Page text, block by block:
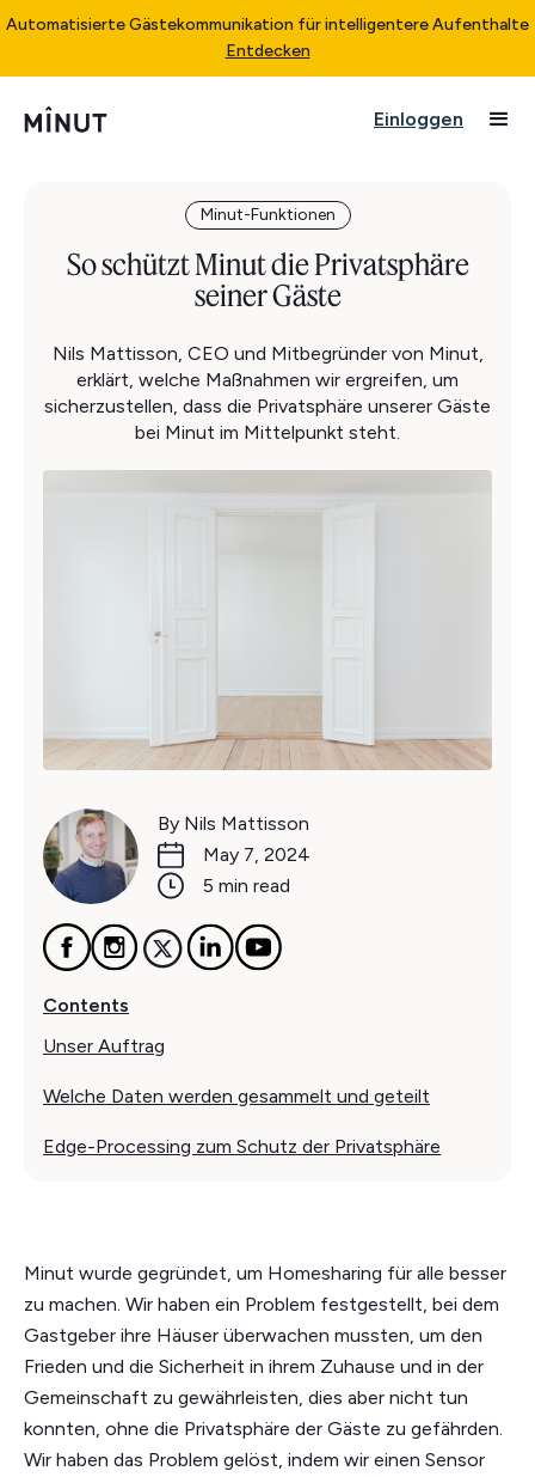
Automatisierte Gästekommunikation für intelligentere Aufenthalte
Entdecken
Einloggen
Minut-Funktionen
So schützt Minut die Privatsphäre
seiner Gäste
Nils Mattisson, CEO und Mitbegründer von Minut,
erklärt, welche Maßnahmen wir ergreifen, um
sicherzustellen, dass die Privatsphäre unserer Gäste
bei Minut im Mittelpunkt steht.
By Nils Mattisson
May 7, 2024
5 min read
Contents
Unser Auftrag
Welche Daten werden gesammelt und geteilt
Edge-Processing zum Schutz der Privatsphäre
Minut wurde gegründet, um Homesharing für alle besser
zu machen. Wir haben ein Problem festgestellt, bei dem
Gastgeber ihre Häuser überwachen mussten, um den
Frieden und die Sicherheit in ihrem Zuhause und in der
Gemeinschaft zu gewährleisten, dies aber nicht tun
konnten, ohne die Privatsphäre der Gäste zu gefährden.
Wir haben das Problem gelöst, indem wir einen Sensor